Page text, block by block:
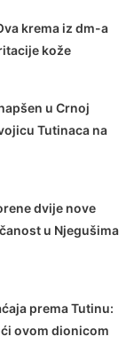
krema iz dm-a
kože
u Crnoj
Tutinaca na
dvije nove
u Njegušima
prema Tutinu:
ovom dionicom